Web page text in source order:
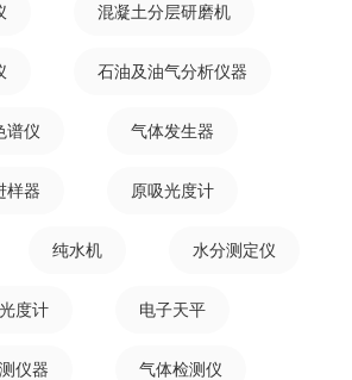
混凝土分层研磨机
石油及油气分析仪器
谱仪 气体发生器
样器 原吸光度计
纯水机 水分测定仪
度计 电子天平
仪器 气体检测仪